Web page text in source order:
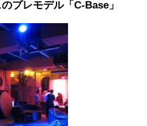
プレモデル「C-Base」